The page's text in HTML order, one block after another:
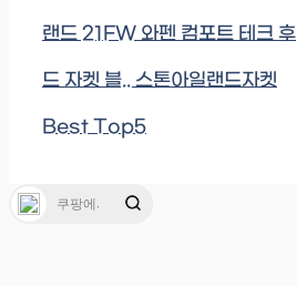
랜드 21FW 와펜 컴포트 테크 후
드 자켓 블.. 스톤아일랜드자켓
Best Top5